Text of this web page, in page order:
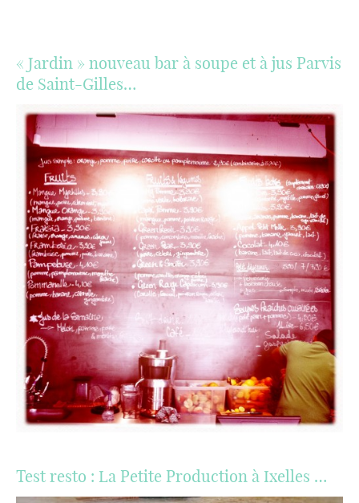
« Jardin » nouveau bar à soupe et à jus Parvis
de Saint-Gilles…
Test resto : La Petite Production à Ixelles …